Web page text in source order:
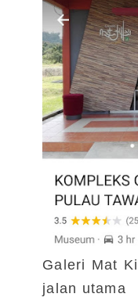
Galeri Mat
jalan utama